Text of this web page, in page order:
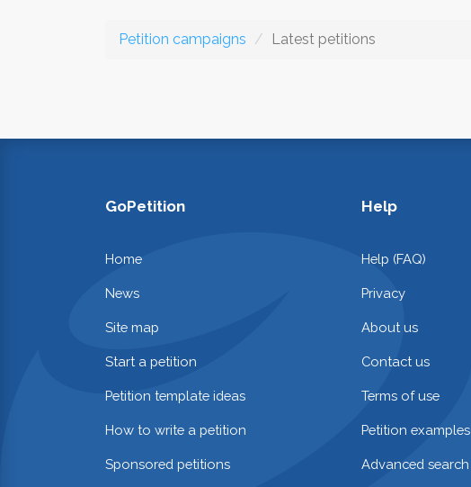
Petition campaigns Latest petitions
GoPetition
Home
News
Site map
Start a petition
Petition template ideas
How to write a petition
Sponsored petitions
Help
Help (FAQ)
Privacy
About us
Contact us
Terms of use
Petition examples
Advanced search